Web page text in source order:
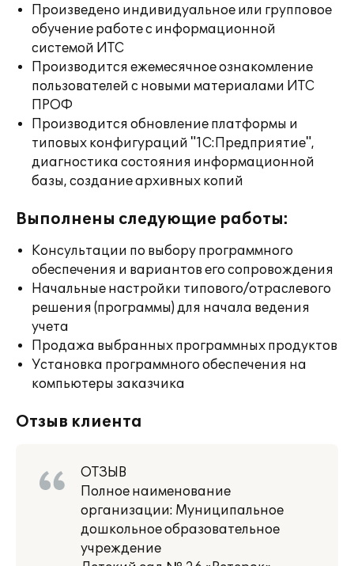
Произведено индивидуальное или групповое
обучение работе с информационной
системой ИТС
Производится ежемесячное ознакомление
пользователей с новыми материалами ИТС
ПРОФ
Производится обновление платформы и
типовых конфигураций "1С:Предприятие",
диагностика состояния информационной
базы, создание архивных копий
Выполнены следующие работы:
Консультации по выбору программного
обеспечения и вариантов его сопровождения
Начальные настройки типового/отраслевого
решения (программы) для начала ведения
учета
Продажа выбранных программных продуктов
Установка программного обеспечения на
компьютеры заказчика
Отзыв клиента
ОТЗЫВ
Полное наименование
организации: Муниципальное
дошкольное образовательное
учреждение